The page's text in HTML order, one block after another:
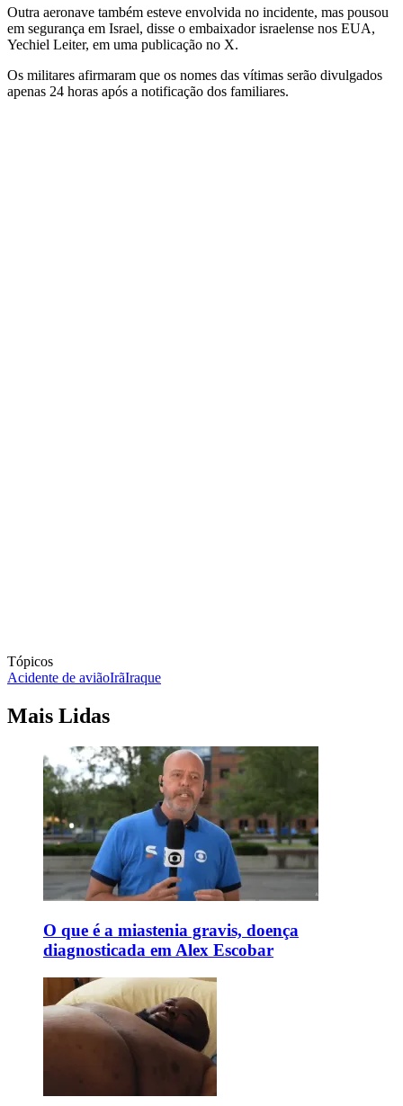
Outra aeronave também esteve envolvida no incidente, mas pousou
em segurança em Israel, disse o embaixador israelense nos EUA,
Yechiel Leiter, em uma publicação no X.
Os militares afirmaram que os nomes das vítimas serão divulgados
apenas 24 horas após a notificação dos familiares.
Tópicos
Acidente de aviãoIrãIraque
Mais Lidas
O que é a miastenia gravis, doença
diagnosticada em Alex Escobar